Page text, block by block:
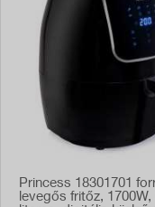
Princess 18301701
levegős fritőz, 1700W,